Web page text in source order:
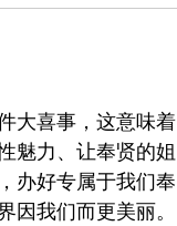
大喜事，这意味着
魅力、让奉贤的姐
办好专属于我们奉
因我们而更美丽。